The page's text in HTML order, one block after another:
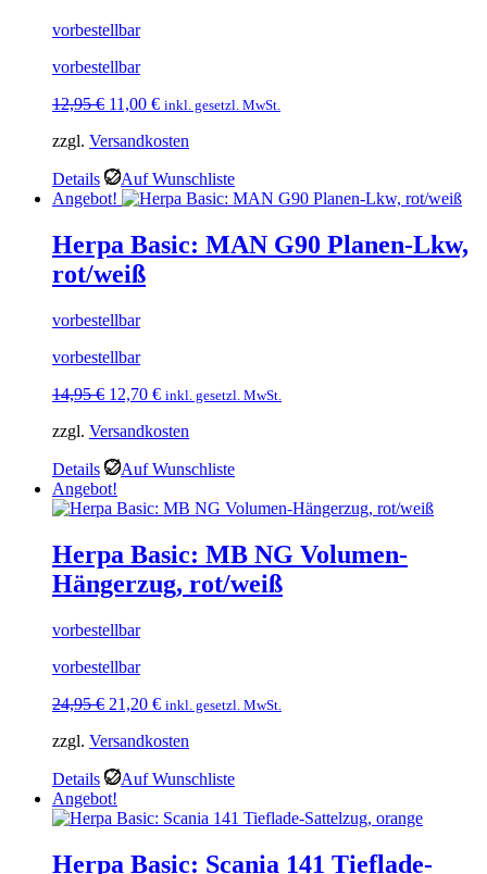
vorbestellbar
vorbestellbar
12,95€ Ursprünglicher
war:
11,00 €Aktueller
ist:
inkl. gesetzl. MwSt.
zzgl. Versandkosten
Details
Auf Wunschliste
Angebot!
Herpa Basic: MAN G90 Planen-Lkw,
rot/weiß
vorbestellbar
vorbestellbar
14,95€ Ursprünglicher
war:
12,70 €Aktueller
ist:
inkl. gesetzl. MwSt.
zzgl. Versandkosten
Details
Auf Wunschliste
Angebot!
Herpa Basic: MB NG Volumen-
Hängerzug, rot/weiß
vorbestellbar
vorbestellbar
24,95€ Ursprünglicher
war:
21,20 €Aktueller
ist:
inkl. gesetzl. MwSt.
zzgl. Versandkosten
Details
Auf Wunschliste
Angebot!
Herpa Basic: Scania 141 Tieflade-